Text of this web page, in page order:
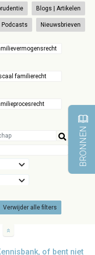
Blogs | Artikelen
Podcasts Nieuwsbrieven
Verwijder alle filters
of bent niet
BRONNEN